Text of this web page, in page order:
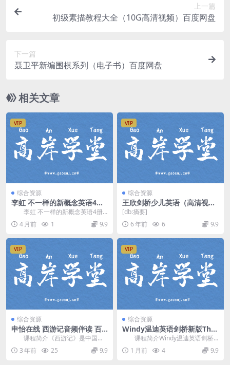
上一篇
初级素描教程大全（10G高清视频）百度网盘
下一篇
聂卫平新编围棋系列（电子书）百度网盘
相关文章
VIP
综合资源
李虹 不一样的新概念英语4册
视频课(含讲义+音频)
李虹 不一样的新概念英语4册
视频课(含讲义+音频)，该为课程为
英语学习处于精...
4 月前 1 9.9
VIP
综合资源
王欣剑桥少儿英语（高清视
频）百度网盘
[db:摘要]
6 年前
6 9.9
VIP
综合资源
申怡在线 西游记音频伴读 百
度网盘
课程简介《西游记》是中国四
大古典著作之一，作者为明代小说
家 吴承恩，他以丰富...
3 年前 25 9.9
VIP
综合资源
Windy温迪英语剑桥新版Thin
k Level 2精讲课程 百度网盘
分享
课程简介Windy温迪英语剑桥
新版Think Level 2精讲课程，共9
5... 1 月前 4 9.9